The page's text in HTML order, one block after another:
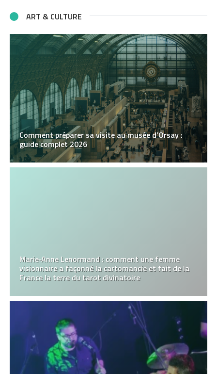
ART & CULTURE
Comment préparer sa visite au musée d’Orsay :
guide complet 2026
Marie‑Anne Lenormand : comment une femme
visionnaire a façonné la cartomancie et fait de la
France la terre du tarot divinatoire